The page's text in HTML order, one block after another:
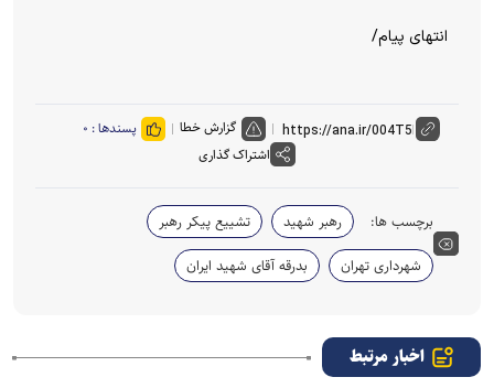
انتهای پیام/
گزارش خطا پسندها : ۰
اشتراک گذاری
برچسب ها: رهبر شهید
تشییع پیکر رهبر
شهرداری تهران
بدرقه آقای شهید ایران
اخبار مرتبط